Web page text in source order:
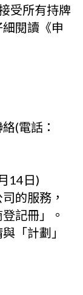
受所有持牌
閱讀《申
(電話：
14日)
的服務，
記冊」。
「計劃」